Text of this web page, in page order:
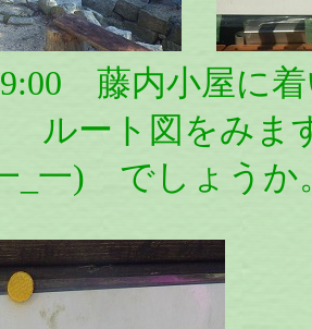
藤内小屋に
をみますが、
_一) でしょうか